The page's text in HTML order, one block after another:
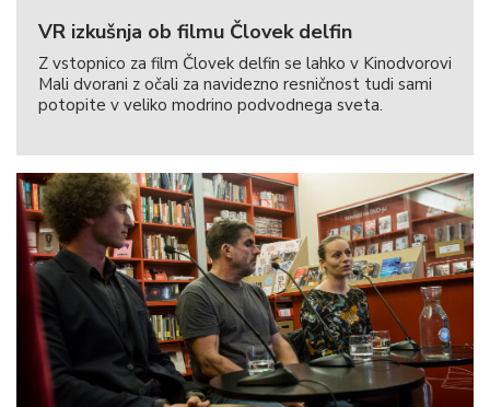
VR izkušnja ob filmu Človek delfin
Z vstopnico za film Človek delfin se lahko v Kinodvorovi
Mali dvorani z očali za navidezno resničnost tudi sami
potopite v veliko modrino podvodnega sveta.